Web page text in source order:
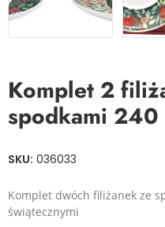
Komplet 2
spodkami 240
SKU: 036033
Komplet dwóch filiżanek ze
świątecznymi